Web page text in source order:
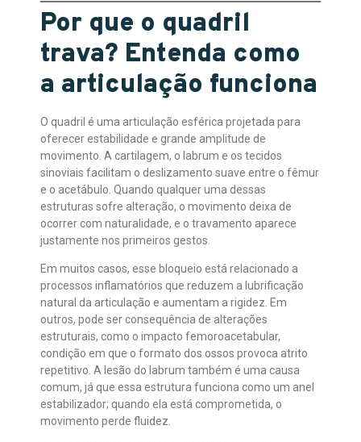
Por que o quadril
trava? Entenda como
a articulação funciona
O quadril é uma articulação esférica projetada para
oferecer estabilidade e grande amplitude de
movimento. A cartilagem, o labrum e os tecidos
sinoviais facilitam o deslizamento suave entre o fêmur
e o acetábulo. Quando qualquer uma dessas
estruturas sofre alteração, o movimento deixa de
ocorrer com naturalidade, e o travamento aparece
justamente nos primeiros gestos.
Em muitos casos, esse bloqueio está relacionado a
processos inflamatórios que reduzem a lubrificação
natural da articulação e aumentam a rigidez. Em
outros, pode ser consequência de alterações
estruturais, como o impacto femoroacetabular,
condição em que o formato dos ossos provoca atrito
repetitivo. A lesão do labrum também é uma causa
comum, já que essa estrutura funciona como um anel
estabilizador; quando ela está comprometida, o
movimento perde fluidez.